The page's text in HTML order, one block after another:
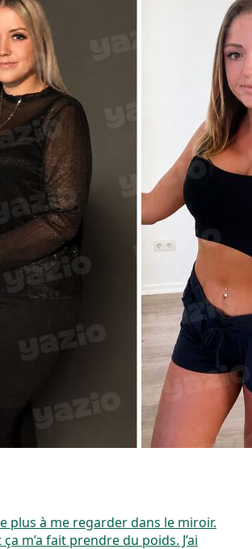
plus à me regarder dans le miroir.
m’a fait prendre du poids. J’ai